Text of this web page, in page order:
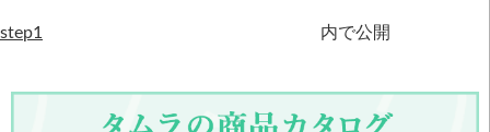
step1 内で公開